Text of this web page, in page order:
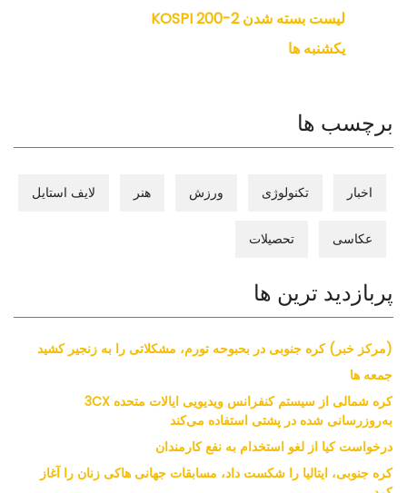
لیست بسته شدن KOSPI 200-2
یکشنبه ها
برچسب ها
اخبار تکنولوژی ورزش هنر لایف استایل
عکاسی تحصیلات
پربازدید ترین ها
(مرکز خبر) کره جنوبی در بحبوحه تورم، مشکلاتی را به زنجیر کشید
جمعه ها
کره شمالی از سیستم کنفرانس ویدیویی ایالات متحده 3CX
به‌روزرسانی شده در پشتی استفاده می‌کند
درخواست کیا از لغو استخدام به نفع کارمندان
کره جنوبی، ایتالیا را شکست داد، مسابقات جهانی هاکی زنان را آغاز